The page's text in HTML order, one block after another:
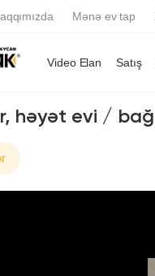
Mənə ev tap
Video Elan Satış
həyət evi /